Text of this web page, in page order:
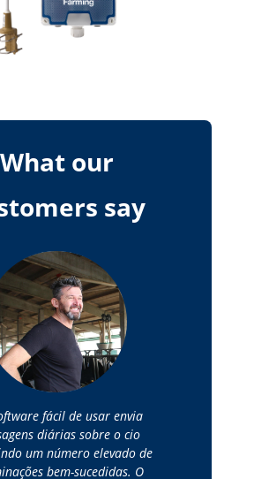
What our
say
fácil de usar envia
diárias sobre o cio
um número elevado de
bem-sucedidas. O